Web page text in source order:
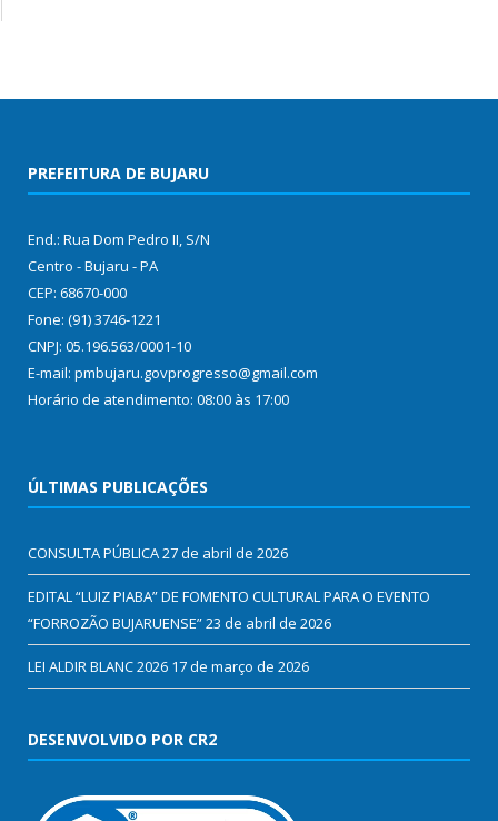
PREFEITURA DE BUJARU
End.: Rua Dom Pedro II, S/N
Centro - Bujaru - PA
CEP: 68670-000
Fone: (91) 3746-1221
CNPJ: 05.196.563/0001-10
E-mail: pmbujaru.govprogresso@gmail.com
Horário de atendimento: 08:00 às 17:00
ÚLTIMAS PUBLICAÇÕES
CONSULTA PÚBLICA27 de abril de 2026
EDITAL “LUIZ PIABA” DE FOMENTO CULTURAL PARA O EVENTO
“FORROZÃO BUJARUENSE”23 de abril de 2026
LEI ALDIR BLANC 2026 17 de março de 2026
DESENVOLVIDO POR CR2